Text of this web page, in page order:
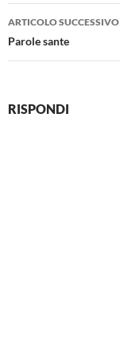
ARTICOLO SUCCESSIVO
Parole sante
RISPONDI